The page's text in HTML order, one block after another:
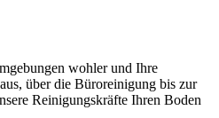
wohler und Ihre
über die Büroreinigung bis zur
Reinigungskräfte Ihren Boden